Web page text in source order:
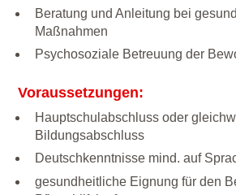
Beratung und Anleitung bei
Maßnahmen
Psychosoziale Betreuung der
Voraussetzungen:
Hauptschulabschluss oder
Bildungsabschluss
Deutschkenntnisse mind. auf
gesundheitliche Eignung für den